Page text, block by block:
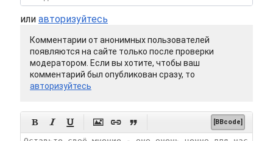
или авторизуйтесь
Комментарии от анонимных пользователей
появляются на сайте только после проверки
модератором. Если вы хотите, чтобы ваш
комментарий был опубликован сразу, то
авторизуйтесь
      [BBcode]